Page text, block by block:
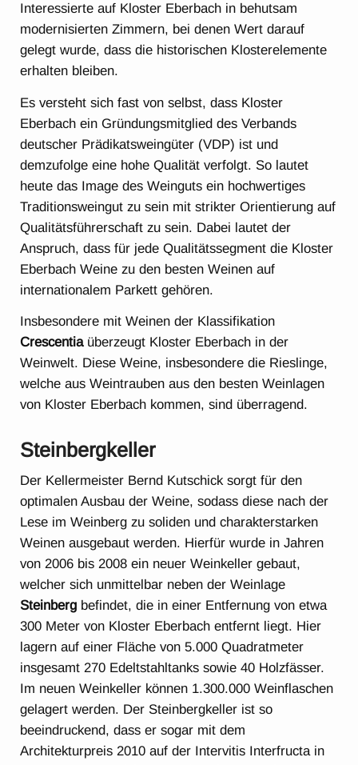
Interessierte auf Kloster Eberbach in behutsam
modernisierten Zimmern, bei denen Wert darauf
gelegt wurde, dass die historischen Klosterelemente
erhalten bleiben.
Es versteht sich fast von selbst, dass Kloster
Eberbach ein Gründungsmitglied des Verbands
deutscher Prädikatsweingüter (VDP) ist und
demzufolge eine hohe Qualität verfolgt. So lautet
heute das Image des Weinguts ein hochwertiges
Traditionsweingut zu sein mit strikter Orientierung auf
Qualitätsführerschaft zu sein. Dabei lautet der
Anspruch, dass für jede Qualitätssegment die Kloster
Eberbach Weine zu den besten Weinen auf
internationalem Parkett gehören.
Insbesondere mit Weinen der Klassifikation
Crescentiaüberzeugt Kloster Eberbach in der
Weinwelt. Diese Weine, insbesondere die Rieslinge,
welche aus Weintrauben aus den besten Weinlagen
von Kloster Eberbach kommen, sind überragend.
Steinbergkeller
Der Kellermeister Bernd Kutschick sorgt für den
optimalen Ausbau der Weine, sodass diese nach der
Lese im Weinberg zu soliden und charakterstarken
Weinen ausgebaut werden. Hierfür wurde in Jahren
von 2006 bis 2008 ein neuer Weinkeller gebaut,
welcher sich unmittelbar neben der Weinlage
Steinberg befindet, die in einer Entfernung von etwa
300 Meter von Kloster Eberbach entfernt liegt. Hier
lagern auf einer Fläche von 5.000 Quadratmeter
insgesamt 270 Edeltstahltanks sowie 40 Holzfässer.
Im neuen Weinkeller können 1.300.000 Weinflaschen
gelagert werden. Der Steinbergkeller ist so
beeindruckend, dass er sogar mit dem
Architekturpreis 2010 auf der Intervitis Interfructa in